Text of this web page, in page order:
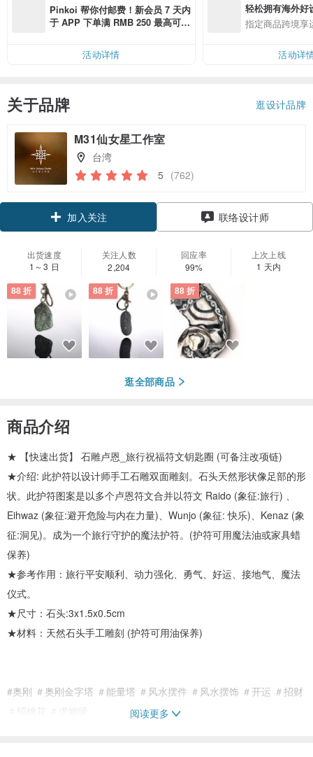
Pinkoi 帮你付邮费！新会员 7 天内
于 APP 下单满 RMB 250 最高可折
活动详情
轻松拥有海外好
指定商品跨境享
活动详
关于品牌 逛设计品牌
M31仙女星工作室
台湾
5 (762)
加入关注 联络设计师
出货速度
1～3 日
关注人数
2,204
回应率
99%
上次上线
1 天内
88 折 88 折 88 折
逛全部商品
商品介绍
★ 【快速出货】 石雕卢恩_旅行祝福符文钥匙圈 (可备注改项链)
★介绍: 此护符以设计师手工石雕双面雕刻。石头天然形状像足部的形
状。此护符图案是以多个卢恩符文合并以符文 Raido (象征:旅行) 、
Eihwaz (象征:避开危险与内在力量)、Wunjo (象征: 快乐)、Kenaz (象
征:洞见)。成为一个旅行守护的魔法护符。(护符可用魔法油或家具蜡
保养)
★参考作用：旅行平安顺利、动力强化、勇气、好运、接地气、魔法
仪式。
★尺寸：石头:3x1.5x0.5cm
★材料：天然石头手工雕刻 (护符可用油保养)
#奥刚 ＃奥刚金字塔 ＃能量塔 ＃风水摆件 ＃风水摆饰 ＃开运 ＃招财
＃招桃花 ＃求姻缘
阅读更多